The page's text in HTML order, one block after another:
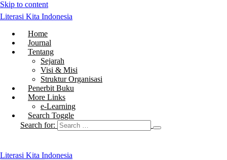
Skip to content
Literasi Kita Indonesia
Home
Journal
Tentang
Sejarah
Visi & Misi
Struktur Organisasi
Penerbit Buku
More Links
e-Learning
Search Toggle
Search for:
Literasi Kita Indonesia